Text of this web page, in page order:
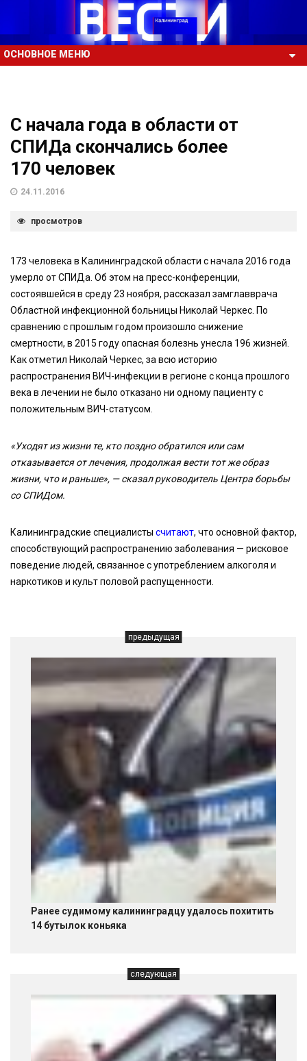
ОСНОВНОЕ МЕНЮ
С начала года в области от
СПИДа скончались более
170 человек
24.11.2016
просмотров
173 человека в Калининградской области с начала 2016 года
умерло от СПИДа. Об этом на пресс-конференции,
состоявшейся в среду 23 ноября, рассказал замглавврача
Областной инфекционной больницы Николай Черкес. По
сравнению с прошлым годом произошло снижение
смертности, в 2015 году опасная болезнь унесла 196 жизней.
Как отметил Николай Черкес, за всю историю
распространения ВИЧ-инфекции в регионе с конца прошлого
века в лечении не было отказано ни одному пациенту с
положительным ВИЧ-статусом.
«Уходят из жизни те, кто поздно обратился или сам
отказывается от лечения, продолжая вести тот же образ
жизни, что и раньше», — сказал руководитель Центра борьбы
со СПИДом.
Калининградские специалисты считают, что основной фактор,
способствующий распространению заболевания — рисковое
поведение людей, связанное с употреблением алкоголя и
наркотиков и культ половой распущенности.
предыдущая
Ранее судимому калининградцу удалось похитить
14 бутылок коньяка
следующая